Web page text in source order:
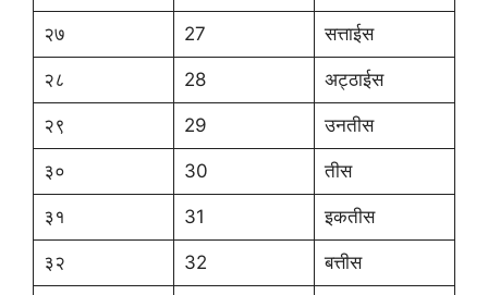
२७ 27 सत्ताईस
२८ 28 अट्ठाईस
२९ 29 उनतीस
३० 30 तीस
३१ 31 इकतीस
३२ 32 बत्तीस